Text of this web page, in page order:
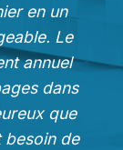
en un
Le
annuel
dans
que
besoin de